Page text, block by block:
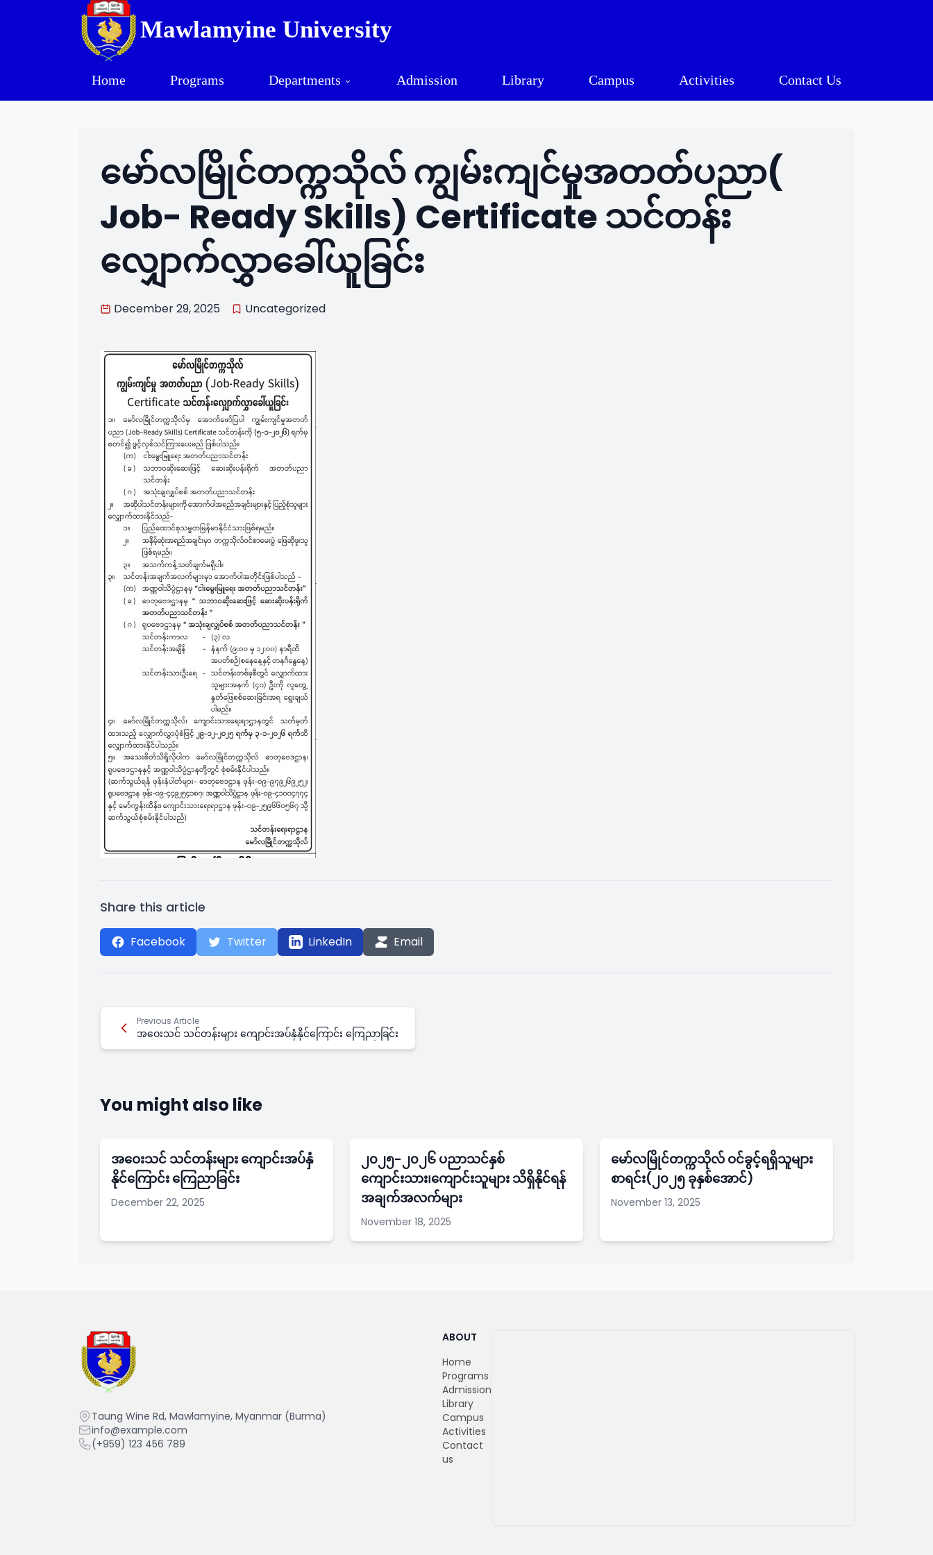
Mawlamyine University
Home Programs Departments Admission Library Campus Activities Contact Us
မော်လမြိုင်တက္ကသိုလ် ကျွမ်းကျင်မှုအတတ်ပညာ(
Job- Ready Skills) Certificate သင်တန်း
လျှောက်လွှာခေါ်ယူခြင်း
December 29, 2025 Uncategorized
Share this article
Facebook Twitter LinkedIn Email
Previous Article
အဝေးသင် သင်တန်းများ ကျောင်းအပ်နှံနိုင်ကြောင်း ကြေညာခြင်း
You might also like
အဝေးသင် သင်တန်းများ ကျောင်းအပ်နှံ
နိုင်ကြောင်း ကြေညာခြင်း
December 22, 2025
၂၀၂၅-၂၀၂၆ ပညာသင်နှစ်
ကျောင်းသား၊ကျောင်းသူများ သိရှိနိုင်ရန်
အချက်အလက်များ
November 18, 2025
မော်လမြိုင်တက္ကသိုလ် ဝင်ခွင့်ရရှိသူများ
စာရင်း(၂၀၂၅ ခုနှစ်အောင်)
November 13, 2025
Taung Wine Rd, Mawlamyine, Myanmar (Burma)
info@example.com
(+959) 123 456 789
ABOUT
Home
Programs
Admission
Library
Campus
Activities
Contact
us